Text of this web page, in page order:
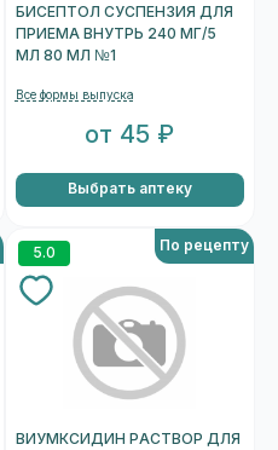
БИСЕПТОЛ СУСПЕНЗИЯ ДЛЯ
ПРИЕМА ВНУТРЬ 240 МГ/5
МЛ 80 МЛ №1
Все формы выпуска
от 45 ₽
Выбрать аптеку
5.0 По рецепту
ВИУМКСИДИН РАСТВОР ДЛЯ